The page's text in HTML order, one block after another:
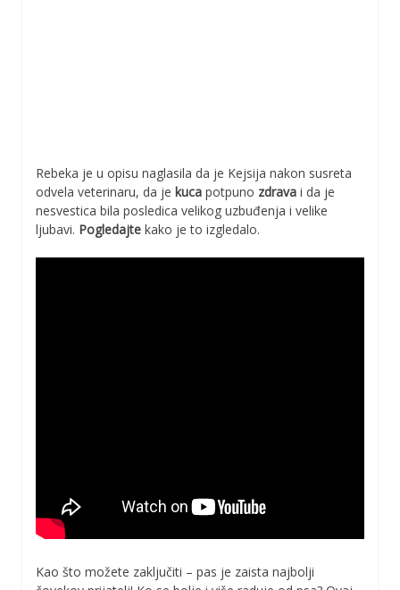
Rebeka je u opisu naglasila da je Kejsija nakon susreta
odvela veterinaru, da je kuca potpuno zdrava i da je
nesvestica bila posledica velikog uzbuđenja i velike
ljubavi. Pogledajte kako je to izgledalo.
Kao što možete zaključiti – pas je zaista najbolji